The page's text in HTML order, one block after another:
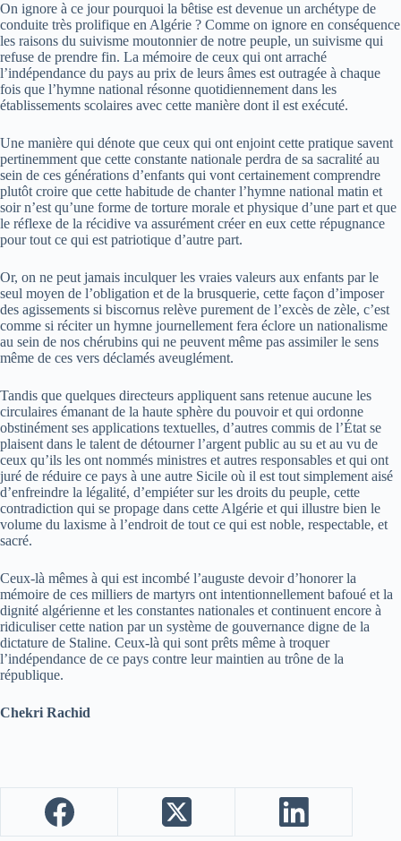
On ignore à ce jour pourquoi la bêtise est devenue un archétype de
conduite très prolifique en Algérie ? Comme on ignore en conséquence
les raisons du suivisme moutonnier de notre peuple, un suivisme qui
refuse de prendre fin. La mémoire de ceux qui ont arraché
l’indépendance du pays au prix de leurs âmes est outragée à chaque
fois que l’hymne national résonne quotidiennement dans les
établissements scolaires avec cette manière dont il est exécuté.
Une manière qui dénote que ceux qui ont enjoint cette pratique savent
pertinemment que cette constante nationale perdra de sa sacralité au
sein de ces générations d’enfants qui vont certainement comprendre
plutôt croire que cette habitude de chanter l’hymne national matin et
soir n’est qu’une forme de torture morale et physique d’une part et que
le réflexe de la récidive va assurément créer en eux cette répugnance
pour tout ce qui est patriotique d’autre part.
Or, on ne peut jamais inculquer les vraies valeurs aux enfants par le
seul moyen de l’obligation et de la brusquerie, cette façon d’imposer
des agissements si biscornus relève purement de l’excès de zèle, c’est
comme si réciter un hymne journellement fera éclore un nationalisme
au sein de nos chérubins qui ne peuvent même pas assimiler le sens
même de ces vers déclamés aveuglément.
Tandis que quelques directeurs appliquent sans retenue aucune les
circulaires émanant de la haute sphère du pouvoir et qui ordonne
obstinément ses applications textuelles, d’autres commis de l’État se
plaisent dans le talent de détourner l’argent public au su et au vu de
ceux qu’ils les ont nommés ministres et autres responsables et qui ont
juré de réduire ce pays à une autre Sicile où il est tout simplement aisé
d’enfreindre la légalité, d’empiéter sur les droits du peuple, cette
contradiction qui se propage dans cette Algérie et qui illustre bien le
volume du laxisme à l’endroit de tout ce qui est noble, respectable, et
sacré.
Ceux-là mêmes à qui est incombé l’auguste devoir d’honorer la
mémoire de ces milliers de martyrs ont intentionnellement bafoué et la
dignité algérienne et les constantes nationales et continuent encore à
ridiculiser cette nation par un système de gouvernance digne de la
dictature de Staline. Ceux-là qui sont prêts même à troquer
l’indépendance de ce pays contre leur maintien au trône de la
république.
Chekri Rachid